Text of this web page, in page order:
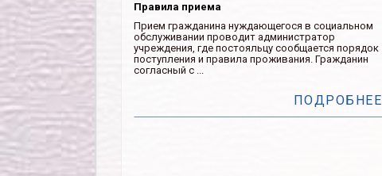
Правила приема
Прием гражданина нуждающегося в социальном
обслуживании проводит администратор
учреждения, где постояльцу сообщается порядок
поступления и правила проживания. Гражданин
согласный с ...
ПОДРОБНЕЕ